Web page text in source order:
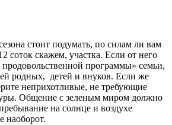
стоит подумать, по силам ли вам
соток скажем, участка. Если от него
программы» семьи,
родных, детей и внуков. Если же
неприхотливые, не требующие
Общение с зеленым миром должно
на солнце и воздухе
наоборот.